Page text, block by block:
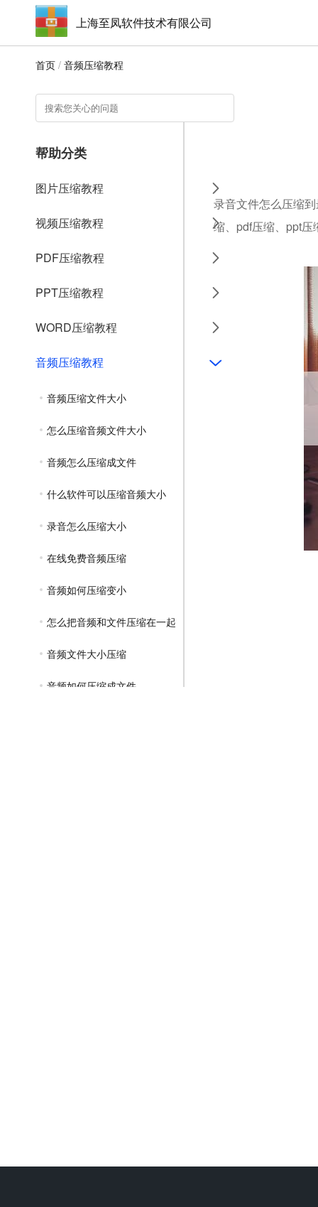
上海至凤软件技术有限公司
首页 / 音频压缩教程
帮助分类
图片压缩教程
视频压缩教程
PDF压缩教程
PPT压缩教程
WORD压缩教程
音频压缩教程
音频压缩文件大小
怎么压缩音频文件大小
音频怎么压缩成文件
什么软件可以压缩音频大小
录音怎么压缩大小
在线免费音频压缩
音频如何压缩变小
怎么把音频和文件压缩在一起
音频文件大小压缩
音频如何压缩成文件
录音文件怎么压缩
缩、pdf压缩、ppt